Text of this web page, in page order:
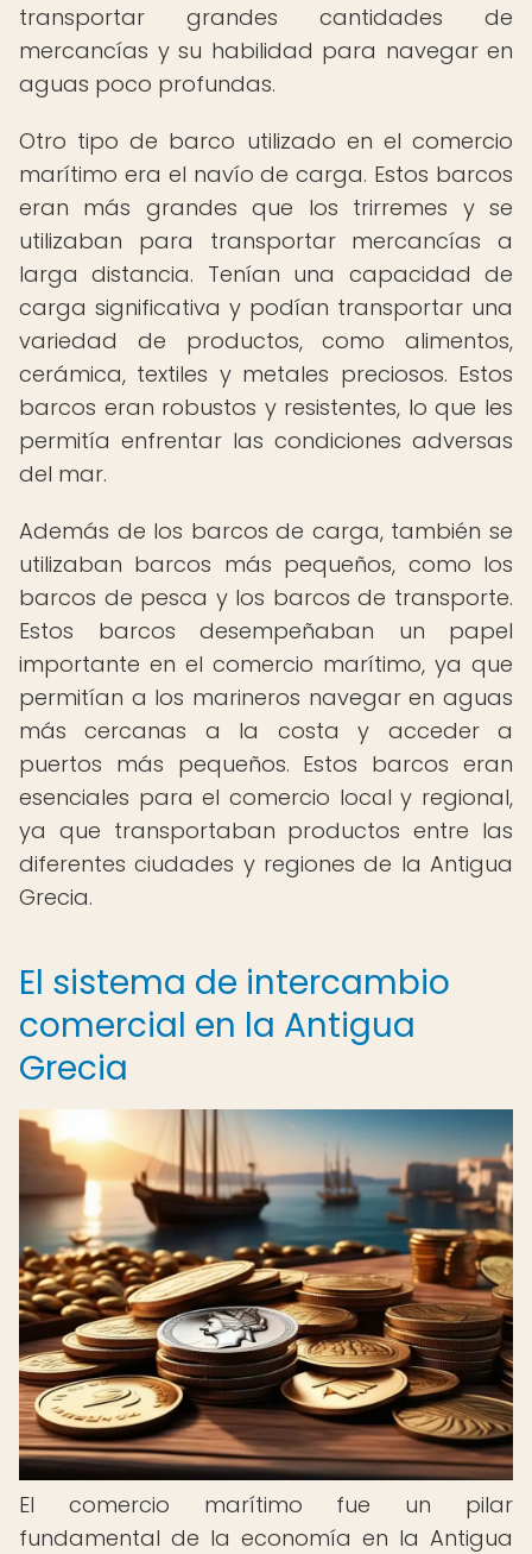
transportar grandes cantidades de
mercancías y su habilidad para navegar en
aguas poco profundas.
Otro tipo de barco utilizado en el comercio
marítimo era el navío de carga. Estos barcos
eran más grandes que los trirremes y se
utilizaban para transportar mercancías a
larga distancia. Tenían una capacidad de
carga significativa y podían transportar una
variedad de productos, como alimentos,
cerámica, textiles y metales preciosos. Estos
barcos eran robustos y resistentes, lo que les
permitía enfrentar las condiciones adversas
del mar.
Además de los barcos de carga, también se
utilizaban barcos más pequeños, como los
barcos de pesca y los barcos de transporte.
Estos barcos desempeñaban un papel
importante en el comercio marítimo, ya que
permitían a los marineros navegar en aguas
más cercanas a la costa y acceder a
puertos más pequeños. Estos barcos eran
esenciales para el comercio local y regional,
ya que transportaban productos entre las
diferentes ciudades y regiones de la Antigua
Grecia.
El sistema de intercambio
comercial en la Antigua
Grecia
El comercio marítimo fue un pilar
fundamental de la economía en la Antigua